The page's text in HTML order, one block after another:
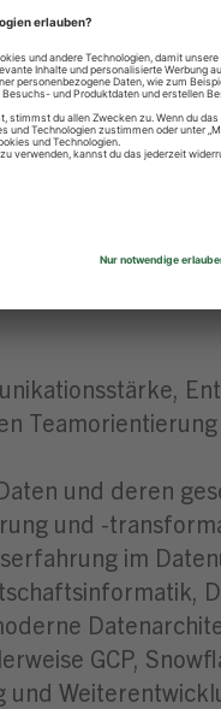
an
Data
Best Practices
an Data Stewards
die
Mesh
entlang
und deren
und -
im
GCP,